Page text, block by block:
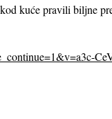
kuće pravili biljne